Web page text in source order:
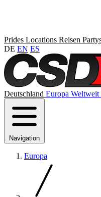
Prides Locations Reisen
DE EN ES
Deutschland Europa Weltweit
Navigation
Europa